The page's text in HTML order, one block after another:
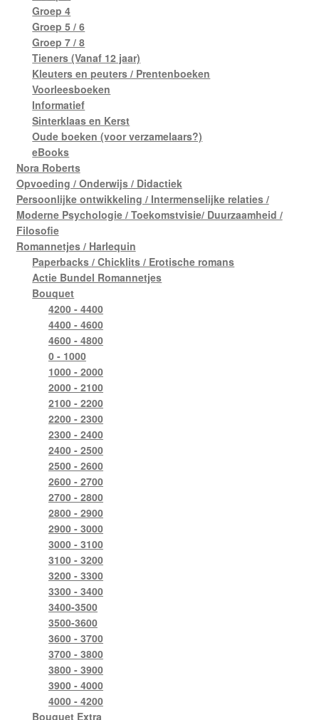
Groep 4
Groep 5 / 6
Groep 7 / 8
Tieners (Vanaf 12 jaar)
Kleuters en peuters / Prentenboeken
Voorleesboeken
Informatief
Sinterklaas en Kerst
Oude boeken (voor verzamelaars?)
eBooks
Nora Roberts
Opvoeding / Onderwijs / Didactiek
Persoonlijke ontwikkeling / Intermenselijke relaties /
Moderne Psychologie / Toekomstvisie/ Duurzaamheid /
Filosofie
Romannetjes / Harlequin
Paperbacks / Chicklits / Erotische romans
Actie Bundel Romannetjes
Bouquet
4200 - 4400
4400 - 4600
4600 - 4800
0 - 1000
1000 - 2000
2000 - 2100
2100 - 2200
2200 - 2300
2300 - 2400
2400 - 2500
2500 - 2600
2600 - 2700
2700 - 2800
2800 - 2900
2900 - 3000
3000 - 3100
3100 - 3200
3200 - 3300
3300 - 3400
3400-3500
3500-3600
3600 - 3700
3700 - 3800
3800 - 3900
3900 - 4000
4000 - 4200
Bouquet Extra